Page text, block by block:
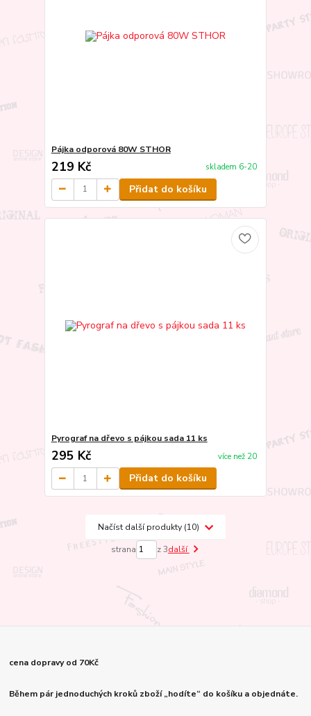
Pájka odporová 80W STHOR
219 Kč skladem 6-20
Přidat do košíku
Pyrograf na dřevo s pájkou sada 11 ks
295 Kč více než 20
Přidat do košíku
Načíst další produkty (10)
strana z 3další
cena dopravy od 70Kč
Během pár jednoduchých kroků zboží „hodíte“ do košíku a objednáte.